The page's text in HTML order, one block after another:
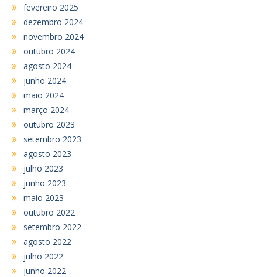
fevereiro 2025
dezembro 2024
novembro 2024
outubro 2024
agosto 2024
junho 2024
maio 2024
março 2024
outubro 2023
setembro 2023
agosto 2023
julho 2023
junho 2023
maio 2023
outubro 2022
setembro 2022
agosto 2022
julho 2022
junho 2022